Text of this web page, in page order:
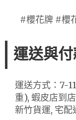
#櫻花牌 #櫻
運送與付
運送方式：7-
重), 蝦皮店到
新竹貨運, 宅配